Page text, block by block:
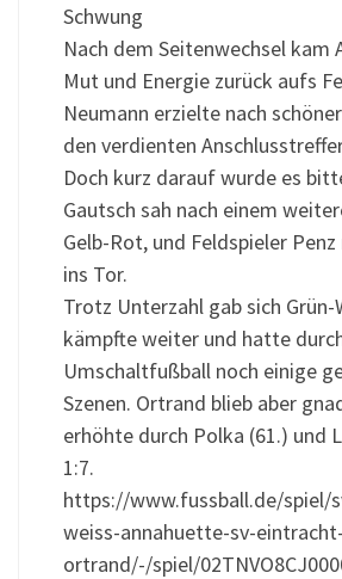
Schwung
Nach dem Seitenwechsel kam
Mut und Energie zurück aufs
Neumann erzielte nach
den verdienten
Doch kurz darauf wurde es
Gautsch sah nach einem
Gelb-Rot, und Feldspieler
ins Tor.
Trotz Unterzahl gab sich
kämpfte weiter und hatte
Umschaltfußball noch einige
Szenen. Ortrand blieb aber
erhöhte durch Polka (61.) und
1:7.
https://www.fussball.de/spiel/
weiss-annahuette-sv-eintracht-
ortrand/-/spiel/